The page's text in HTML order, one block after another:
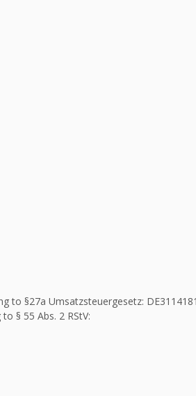
to §27a Umsatzsteuergesetz:
§ 55 Abs. 2 RStV: